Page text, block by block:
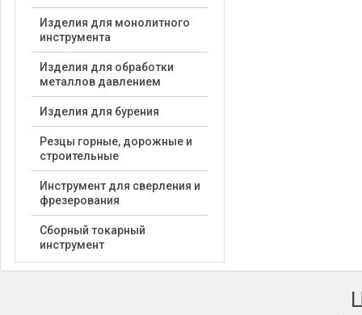
Изделия для монолитного
инструмента
Изделия для обработки
металлов давлением
Изделия для бурения
Резцы горные, дорожные и
строительные
Инструмент для сверления и
фрезерования
Сборный токарный
инструмент